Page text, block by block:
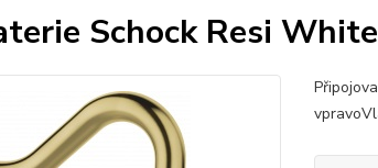
Schock Resi